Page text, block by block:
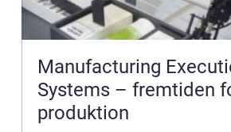
Manufacturing
Systems – fremtiden
produktion